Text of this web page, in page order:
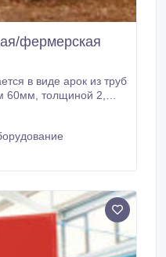
фермерская
в виде арок из труб
2,
день является одной
как для